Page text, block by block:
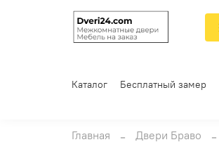
Каталог Бесплатный замер
Главная Двери Браво